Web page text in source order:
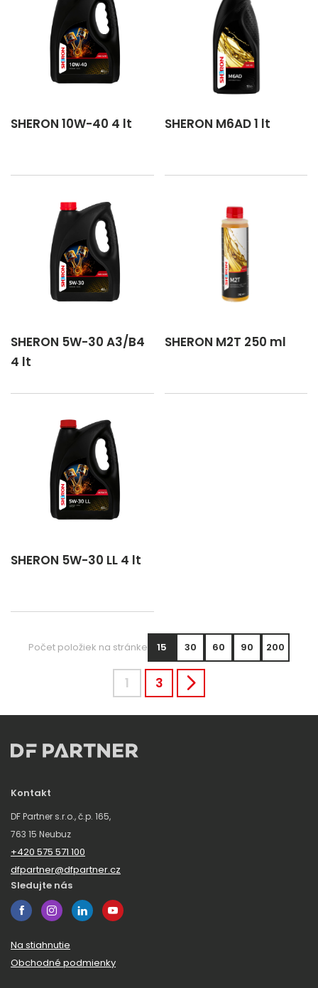
SHERON 10W-40 4 lt SHERON M6AD 1 lt
SHERON 5W-30 A3/B4
4 lt
SHERON M2T 250 ml
SHERON 5W-30 LL 4 lt
Počet položiek na stránke 15 30 60 90 200
1 3
Kontakt
DF Partner s.r.o., č.p. 165,
763 15 Neubuz
+420 575 571 100
dfpartner@dfpartner.cz
Sledujte nás
Na stiahnutie
Obchodné podmienky